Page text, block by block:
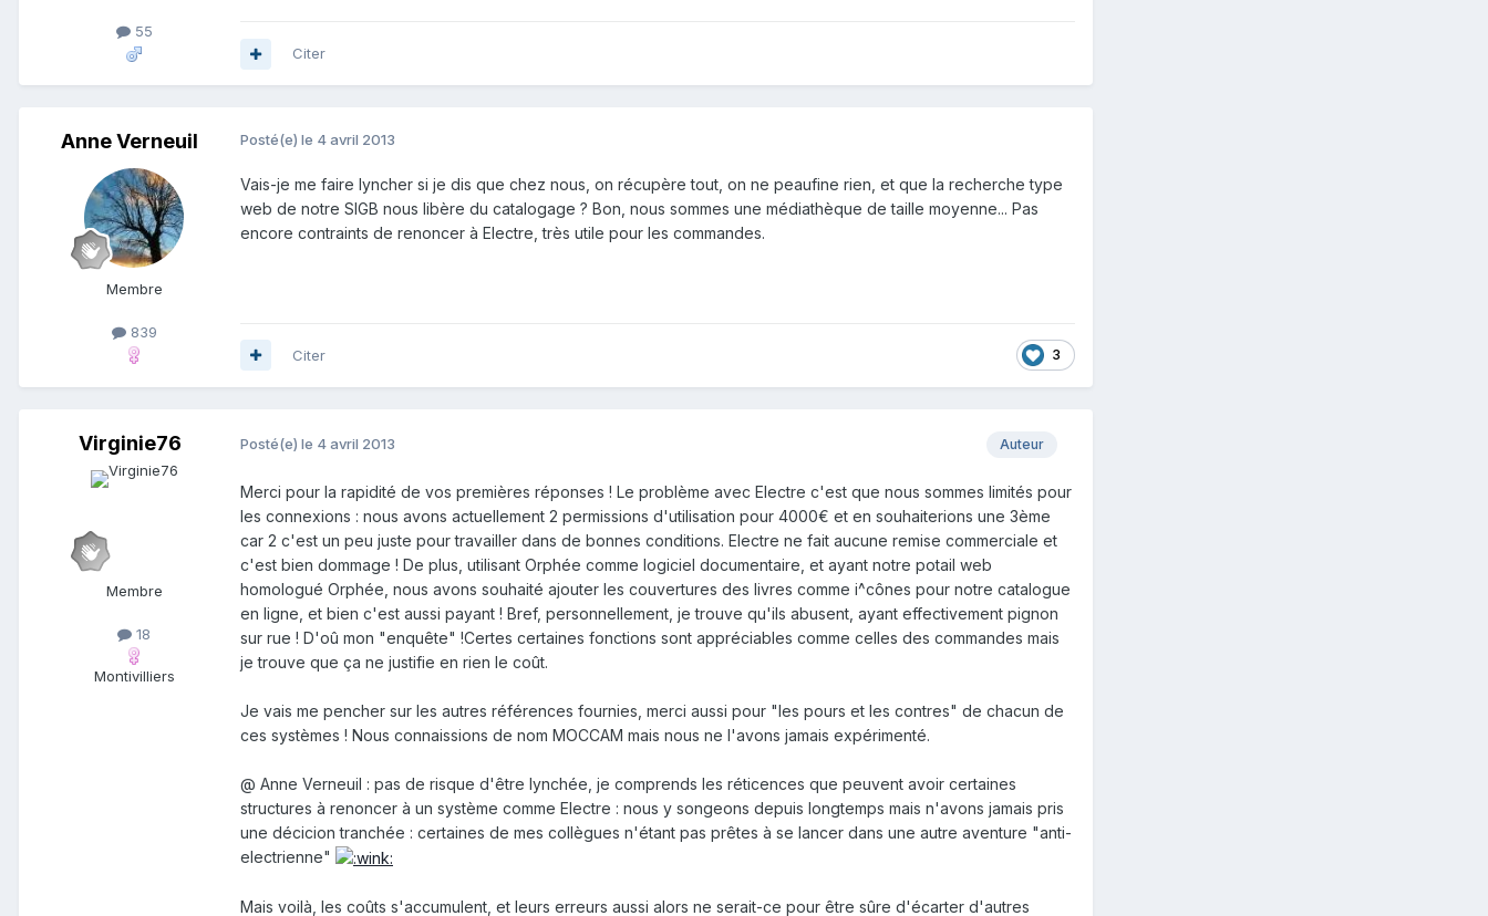
55
Citer
Anne Verneuil
Membre
839
Posté(e) le 4 avril 2013
Vais-je me faire lyncher si je dis que chez nous, on récupère tout, on ne peaufine rien, et que la recherche type
web de notre SIGB nous libère du catalogage ? Bon, nous sommes une médiathèque de taille moyenne... Pas
encore contraints de renoncer à Electre, très utile pour les commandes.
3
Citer
Virginie76
Membre
18
Montivilliers
Auteur
Posté(e) le 4 avril 2013
Merci pour la rapidité de vos premières réponses ! Le problème avec Electre c'est que nous sommes limités pour
les connexions : nous avons actuellement 2 permissions d'utilisation pour 4000€ et en souhaiterions une 3ème
car 2 c'est un peu juste pour travailler dans de bonnes conditions. Electre ne fait aucune remise commerciale et
c'est bien dommage ! De plus, utilisant Orphée comme logiciel documentaire, et ayant notre potail web
homologué Orphée, nous avons souhaité ajouter les couvertures des livres comme i^cônes pour notre catalogue
en ligne, et bien c'est aussi payant ! Bref, personnellement, je trouve qu'ils abusent, ayant effectivement pignon
sur rue ! D'oû mon "enquête" !Certes certaines fonctions sont appréciables comme celles des commandes mais
je trouve que ça ne justifie en rien le coût.
Je vais me pencher sur les autres références fournies, merci aussi pour "les pours et les contres" de chacun de
ces systèmes ! Nous connaissions de nom MOCCAM mais nous ne l'avons jamais expérimenté.
@ Anne Verneuil : pas de risque d'être lynchée, je comprends les réticences que peuvent avoir certaines
structures à renoncer à un système comme Electre : nous y songeons depuis longtemps mais n'avons jamais pris
une décicion tranchée : certaines de mes collègues n'étant pas prêtes à se lancer dans une autre aventure "anti-
electrienne"
Mais voilà, les coûts s'accumulent, et leurs erreurs aussi alors ne serait-ce pour être sûre d'écarter d'autres